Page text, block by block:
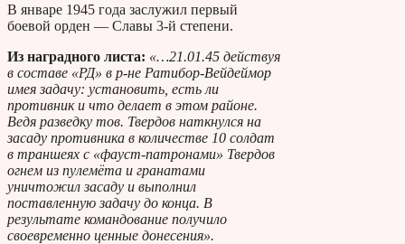
В январе 1945 года заслужил первый
боевой орден — Славы 3-й степени.
Из наградного листа: «…21.01.45 действуя
в составе «РД» в р-не Ратибор-Вейдеймор
имея задачу: установить, есть ли
противник и что делает в этом районе.
Ведя разведку тов. Твердов наткнулся на
засаду противника в количестве 10 солдат
в траншеях с «фауст-патронами» Твердов
огнем из пулемёта и гранатами
уничтожил засаду и выполнил
поставленную задачу до конца. В
результате командование получило
своевременно ценные донесения».